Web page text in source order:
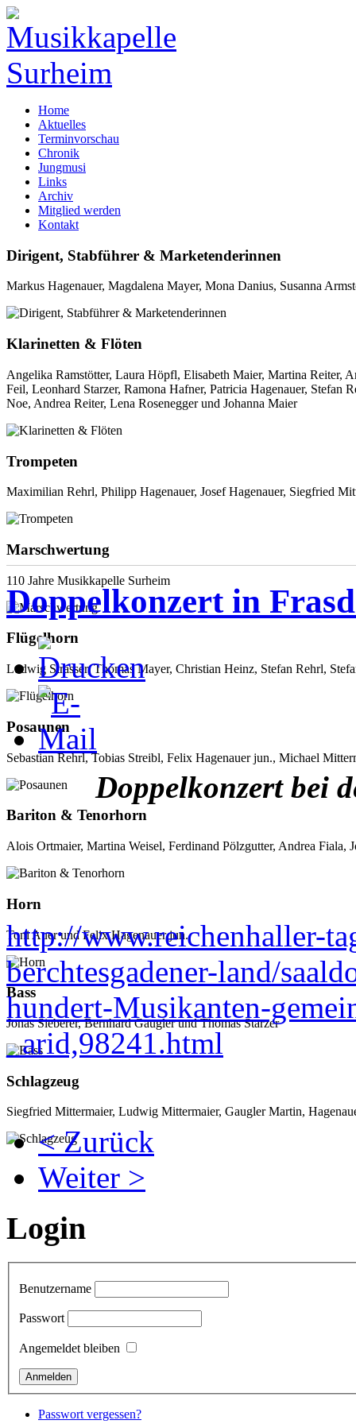
Home
Aktuelles
Terminvorschau
Chronik
Jungmusi
Links
Archiv
Mitglied werden
Kontakt
Dirigent, Stabführer & Marketenderinnen
Markus Hagenauer, Magdalena Mayer, Mona Danius, Susanna
Klarinetten & Flöten
Angelika Ramstötter, Laura Höpfl, Elisabeth Maier, Martina Reiter,
Feil, Leonhard Starzer, Ramona Hafner, Patricia Hagenauer, Stefan
Noe, Andrea Reiter, Lena Rosenegger und Johanna Maier
Trompeten
Maximilian Rehrl, Philipp Hagenauer, Josef Hagenauer, Siegfried
Marschwertung
110 Jahre Musikkapelle Surheim
Flügelhorn
Ludwig Strasser, Thomas Mayer, Christian Heinz, Stefan Rehrl,
Posaunen
Sebastian Rehrl, Tobias Streibl, Felix Hagenauer jun., Michael
Bariton & Tenorhorn
Alois Ortmaier, Martina Weisel, Ferdinand Pölzgutter, Andrea Fiala,
Horn
Toni Auer und Felix Hagenauer jun.
Bass
Jonas Sieberer, Bernhard Gaugler und Thomas Starzer
Schlagzeug
Siegfried Mittermaier, Ludwig Mittermaier, Gaugler Martin,
Doppelkonzert in
Doppelkonzert bei
http://www.reichenhaller-
berchtesgadener-land/
hundert-Musikanten-
_arid,98241.html
< Zurück
Weiter >
Login
Benutzername
Passwort
Angemeldet bleiben
Passwort vergessen?